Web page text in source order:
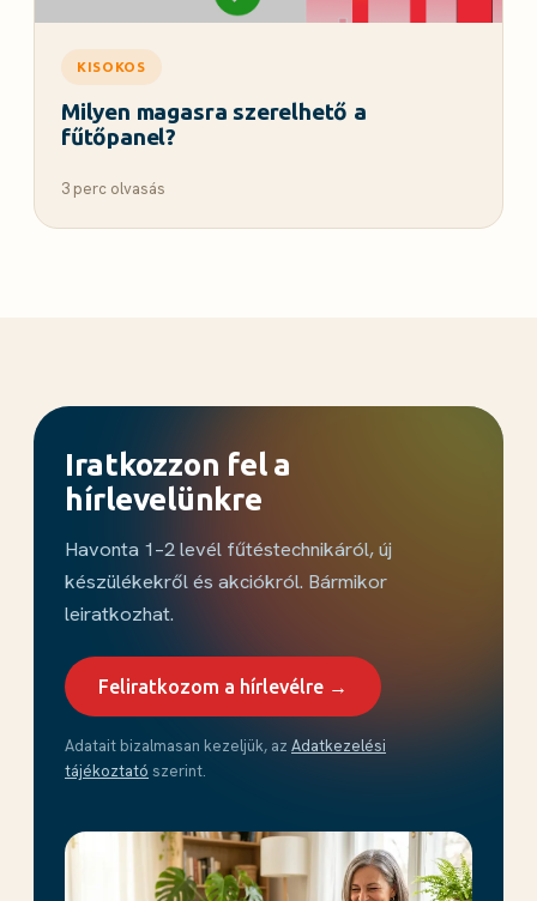
KISOKOS
Milyen magasra szerelhető a
fűtőpanel?
3 perc olvasás
Iratkozzon fel a
hírlevelünkre
Havonta 1–2 levél fűtéstechnikáról, új
készülékekről és akciókról. Bármikor
leiratkozhat.
Feliratkozom a hírlevélre →
Adatait bizalmasan kezeljük, az Adatkezelési
tájékoztató szerint.